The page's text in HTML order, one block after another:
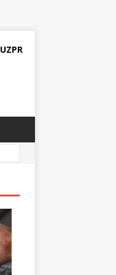
UZPR